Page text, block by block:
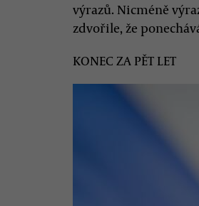
výrazů. Nicméně
zdvořile, že
KONEC ZA PĚT LET